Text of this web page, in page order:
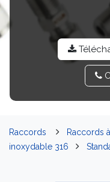
Raccords Raccords
inoxydable 316